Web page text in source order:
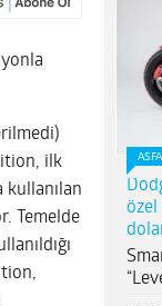
ilk
kullanılan
Temelde